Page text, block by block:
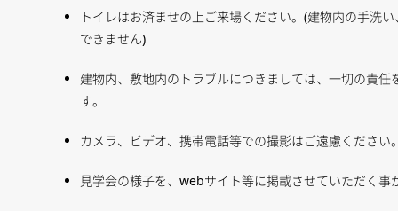
トイレはお済ませの上ご来場ください。(建物内の手洗
できません)
建物内、敷地内のトラブルにつきましては、一切の責任
す。
カメラ、ビデオ、携帯電話等での撮影はご遠慮ください
見学会の様子を、webサイト等に掲載させていただく事